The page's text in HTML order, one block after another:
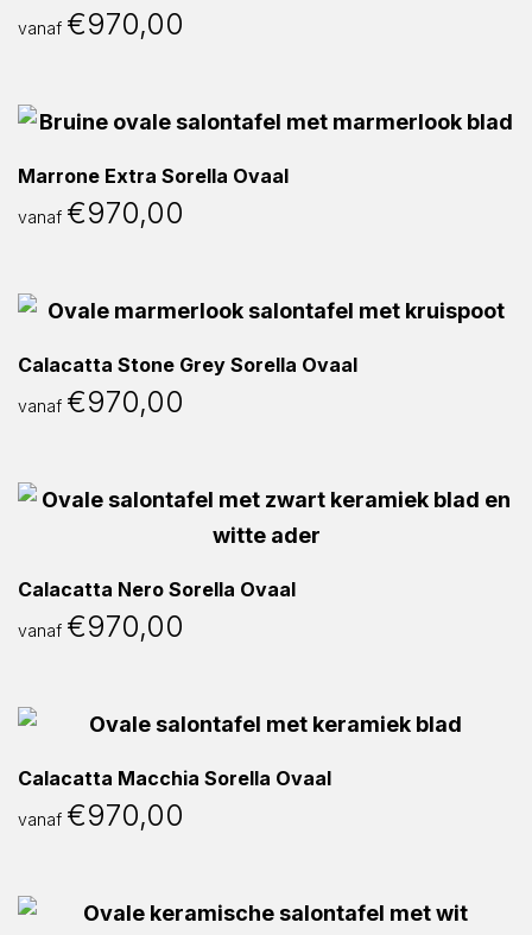
vanaf €970,00
Marrone Extra Sorella Ovaal
vanaf €970,00
Calacatta Stone Grey Sorella Ovaal
vanaf €970,00
Calacatta Nero Sorella Ovaal
vanaf €970,00
Calacatta Macchia Sorella Ovaal
vanaf €970,00